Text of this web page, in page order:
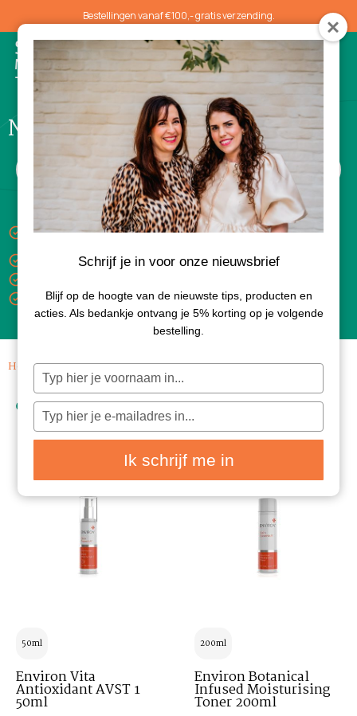
Bestellingen vanaf €100,- gratis verzending.
0
Normale huid
Keuze uit gratis luxe sample bij aankoop van 3
Gratis verzending vanaf €100,-
Bezorgd met PostNL
Home/ Huidproblemen / Normale huid
50ml
Environ Vita
Antioxidant AVST 1
50ml
200ml
Environ Botanical
Infused Moisturising
Toner 200ml
Schrijf je in voor onze nieuwsbrief
Blijf op de hoogte van de nieuwste tips, producten en
acties. Als bedankje ontvang je 5% korting op je volgende
bestelling.
Typ
naam
in
Typ
e-
mailadres
Ik schrijf me in